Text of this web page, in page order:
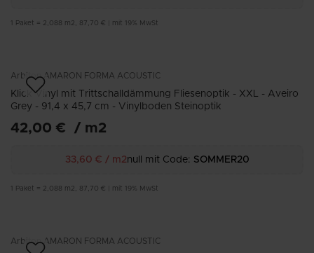
Paket = 2,088 m2 87,70 € mit 19% MwSt
Arbiton AMARON FORMA ACOUSTIC
Klick Vinyl mit Trittschalldämmung Fliesenoptik - XXL - Aveiro
Grey - 91,4 x 45,7 cm - Vinylboden Steinoptik
42,00 € / m2
33,60 € / m2null mit Code: SOMMER20
Paket = 2,088 m2 87,70 € mit 19% MwSt
Arbiton AMARON FORMA ACOUSTIC